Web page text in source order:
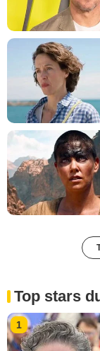
Top stars
1